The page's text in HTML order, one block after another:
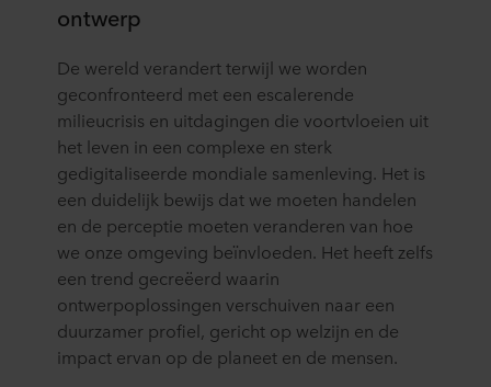
ontwerp
De wereld verandert terwijl we worden
geconfronteerd met een escalerende
milieucrisis en uitdagingen die voortvloeien uit
het leven in een complexe en sterk
gedigitaliseerde mondiale samenleving. Het is
een duidelijk bewijs dat we moeten handelen
en de perceptie moeten veranderen van hoe
we onze omgeving beïnvloeden. Het heeft zelfs
een trend gecreëerd waarin
ontwerpoplossingen verschuiven naar een
duurzamer profiel, gericht op welzijn en de
impact ervan op de planeet en de mensen.